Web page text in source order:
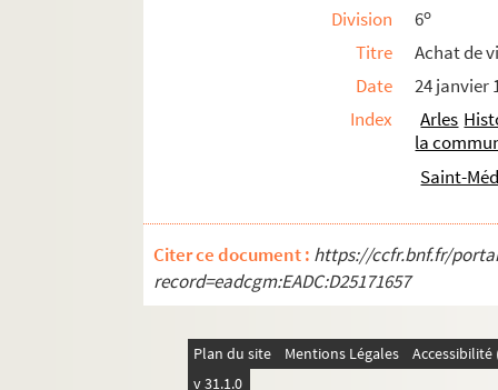
Division 6o
Titre
Achat de
Date
24 janvier
Index
Arles
la
Saint-
Citer ce document : https://ccfr.bnf.fr/
record=eadcgm:EADC:D25171657
Plan du site Mentions Légales
v 31.1.0